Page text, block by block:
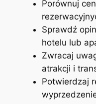
Porównuj
Sprawdź
hotelu lub
Zwracaj
atrakcji i
Potwierdzaj